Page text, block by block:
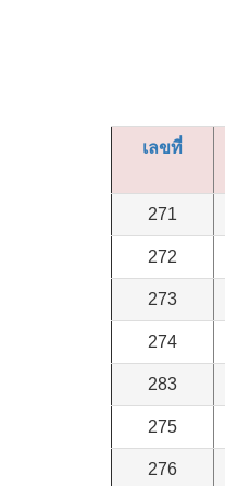
เลขที่
271
272
273
274
283
275
276